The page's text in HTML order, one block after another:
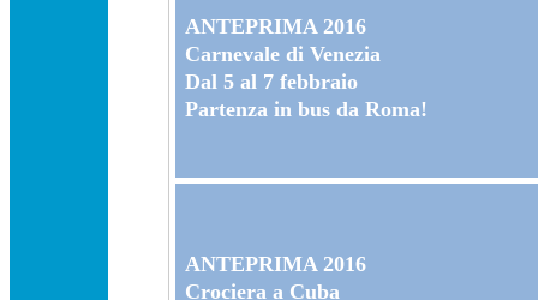
ANTEPRIMA 2016
Carnevale di Venezia
Dal 5 al 7 febbraio
Partenza in bus da Roma!
ANTEPRIMA 2016
Crociera a Cuba